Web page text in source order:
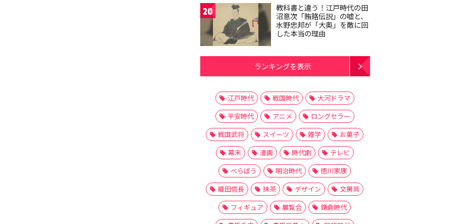
20
教科書と違う！江戸時代の田
沼意次「賄賂伝説」の嘘と、
水野忠邦が「大奥」を敵に回
した本当の理由
ランキングを表示
江戸時代 戦国時代
大河ドラマ
平安時代
アニメ
ロングセラー
戦国武将
スイーツ 雑学
お菓子
幕末
漫画 時代劇
テレビ
べらぼう
明治時代
徳川家康
織田信長
抹茶 デザイン
文房具
フィギュア
展覧会
鎌倉時代